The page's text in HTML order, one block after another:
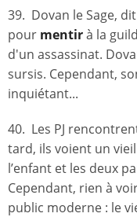
39. Dovan le Sage,
pour mentirà la
d'un assassinat.
sursis. Cependant,
inquiétant...
40. Les PJ
tard, ils voient un
l’enfant et les deux
Cependant, rien à
public moderne : le